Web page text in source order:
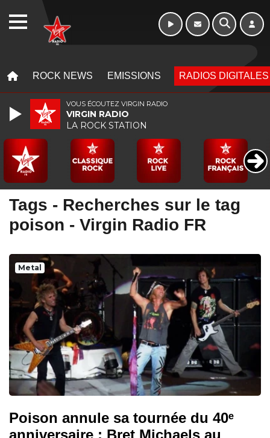
ROCK NEWS EMISSIONS RADIOS DIGITALES
Tags - Recherches sur le tag
poison - Virgin Radio FR
Metal
Poison annule sa tournée du 40ᵉ
VOUS ÉCOUTEZ VIRGIN RADIO
VIRGIN RADIO
LA ROCK STATION
WEBRADIO 10h - 13h